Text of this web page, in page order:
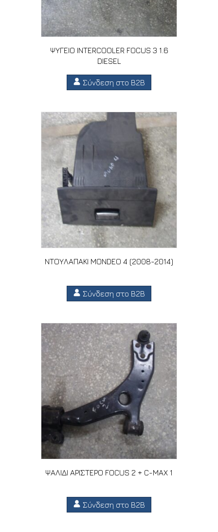
ΨΥΓΕΙΟ INTERCOOLER FOCUS 3 1.6
DIESEL
Σύνδεση στο B2B
ΝΤΟΥΛΑΠΑΚΙ MONDEO 4 (2008-2014)
Σύνδεση στο B2B
ΨΑΛΙΔΙ ΑΡΙΣΤΕΡΟ FOCUS 2 + C-MAX 1
Σύνδεση στο B2B